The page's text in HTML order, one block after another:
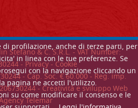
di profilazione, anche di terze parti, per
in linea con le tue preferenze. Se
con la navigazione cliccando un
pagina ne accetti l'utilizzo.
su come modificare il consenso e le
Stefano & C. S.R.L. - VAT Number:
- Privacy-Cookie
- Cap. Soc. € 60.000 - Reg. imp.
- Creatività e sviluppo Web
Telemar